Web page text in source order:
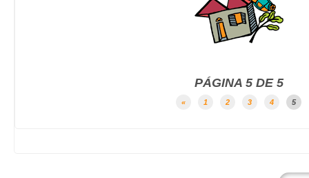
PÁGINA 5 DE 5
« 1 2 3 4 5